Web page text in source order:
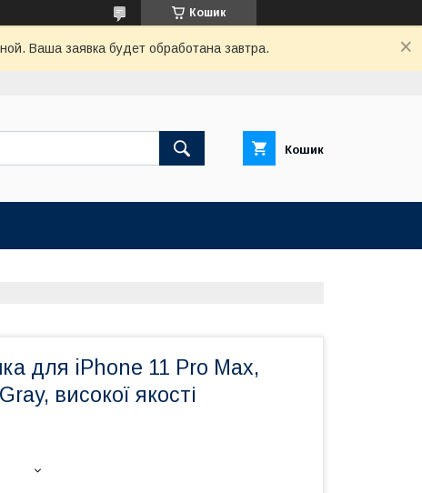
Кошик
Ваша заявка будет обработана завтра.
Кошик
для iPhone 11 Pro Max,
високої якості